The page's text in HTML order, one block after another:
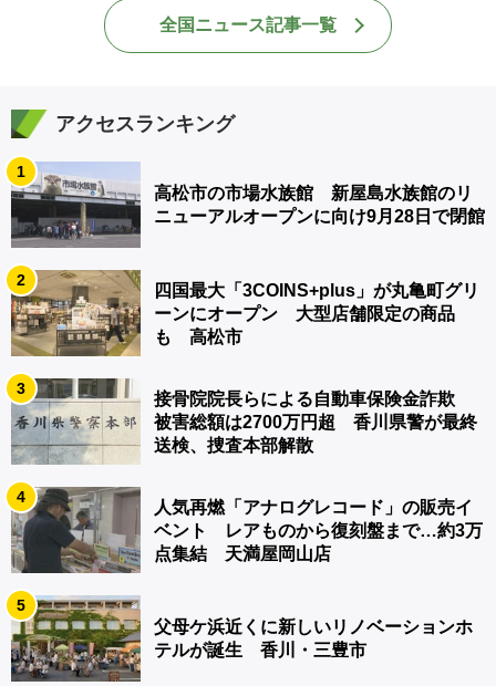
全国ニュース記事一覧
アクセスランキング
1
高松市の市場水族館 新屋島水族館のリ
ニューアルオープンに向け9月28日で閉館
2
四国最大「3COINS+plus」が丸亀町グリ
ーンにオープン 大型店舗限定の商品
も 高松市
3
接骨院院長らによる自動車保険金詐欺
被害総額は2700万円超 香川県警が最終
送検、捜査本部解散
4
人気再燃「アナログレコード」の販売イ
ベント レアものから復刻盤まで…約3万
点集結 天満屋岡山店
5
父母ケ浜近くに新しいリノベーションホ
テルが誕生 香川・三豊市